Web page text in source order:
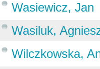
Wasiewicz, Jan
Wasiluk,
Wilczkowska,